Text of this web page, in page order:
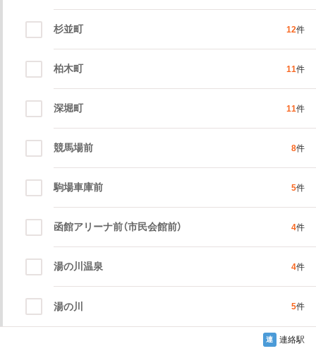
杉並町 12件
柏木町 11件
深堀町 11件
競馬場前 8件
駒場車庫前 5件
函館アリーナ前（市民会館前） 4件
湯の川温泉 4件
湯の川 5件
連 連絡駅